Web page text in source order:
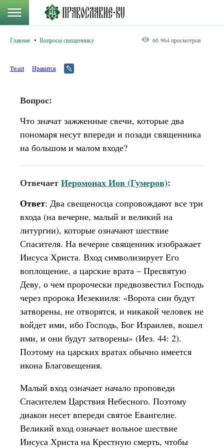
Главная Вопросы священнику 60 964 просмотров
Tweet Нравится
Вопрос:
Что значат зажженные свечи, которые два
пономаря несут впереди и позади священника
на большом и малом входе?
ОтвечаетИеромонах Иов (Гумеров):
Ответ: Два свещеносца сопровождают все три
входа (на вечерне, малый и великий на
литургии), которые означают шествие
Спасителя. На вечерне священник изображает
Иисуса Христа. Вход символизирует Его
воплощение, а царские врата – Пресвятую
Деву, о чем пророчески предвозвестил Господь
через пророка Иезекииля: «Ворота сии будут
затворены, не отворятся, и никакой человек не
войдет ими, ибо Господь, Бог Израилев, вошел
ими, и они будут затворены» (Иез. 44: 2).
Поэтому на царских вратах обычно имеется
икона Благовещения.
Малый вход означает начало проповеди
Спасителем Царствия Небесного. Поэтому
диакон несет впереди святое Евангелие.
Великий вход означает вольное шествие
Иисуса Христа на Крестную смерть, чтобы